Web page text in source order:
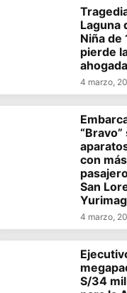
Laguna
Niña de
pierde
ahogada
4 marzo,
con
San
4 marzo,
S/34